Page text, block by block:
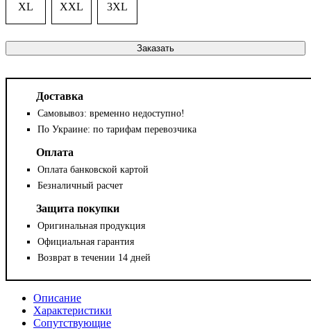
XL XXL 3XL
Заказать
Доставка
Самовывоз: временно недоступно!
По Украине: по тарифам перевозчика
Оплата
Оплата банковской картой
Безналичный расчет
Защита покупки
Оригинальная продукция
Официальная гарантия
Возврат в течении 14 дней
Описание
Характеристики
Сопутствующие